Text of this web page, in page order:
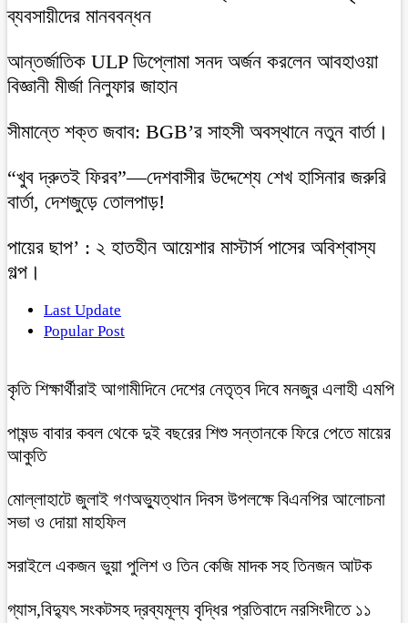
ব্যবসায়ীদের মানববন্ধন
আন্তর্জাতিক ULP ডিপ্লোমা সনদ অর্জন করলেন আবহাওয়া
বিজ্ঞানী মীর্জা নিলুফার জাহান
সীমান্তে শক্ত জবাব: BGB’র সাহসী অবস্থানে নতুন বার্তা।
“খুব দ্রুতই ফিরব”—দেশবাসীর উদ্দেশ্যে শেখ হাসিনার জরুরি
বার্তা, দেশজুড়ে তোলপাড়!
পায়ের ছাপ’ : ২ হাতহীন আয়েশার মাস্টার্স পাসের অবিশ্বাস্য
গল্প।
Last Update
Popular Post
কৃতি শিক্ষার্থীরাই আগামীদিনে দেশের নেতৃত্ব দিবে মনজুর এলাহী এমপি
পাষন্ড বাবার কবল থেকে দুই বছরের শিশু সন্তানকে ফিরে পেতে মায়ের
আকুতি
মোল্লাহাটে জুলাই গণঅভ্যুত্থান দিবস উপলক্ষে বিএনপির আলোচনা
সভা ও দোয়া মাহফিল
সরাইলে একজন ভুয়া পুলিশ ও তিন কেজি মাদক সহ তিনজন আটক
গ্যাস,বিদ্যুৎ সংকটসহ দ্রব্যমূল্য বৃদ্ধির প্রতিবাদে নরসিংদীতে ১১